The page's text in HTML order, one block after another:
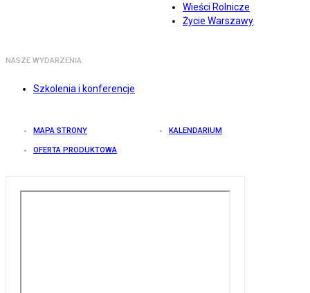
Wieści Rolnicze
Życie Warszawy
NASZE WYDARZENIA
Szkolenia i konferencje
MAPA STRONY KALENDARIUM
OFERTA PRODUKTOWA